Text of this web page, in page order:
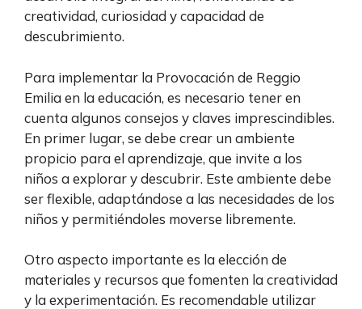
creatividad, curiosidad y capacidad de
descubrimiento.
Para implementar la Provocación de Reggio
Emilia en la educación, es necesario tener en
cuenta algunos consejos y claves imprescindibles.
En primer lugar, se debe crear un ambiente
propicio para el aprendizaje, que invite a los
niños a explorar y descubrir. Este ambiente debe
ser flexible, adaptándose a las necesidades de los
niños y permitiéndoles moverse libremente.
Otro aspecto importante es la elección de
materiales y recursos que fomenten la creatividad
y la experimentación. Es recomendable utilizar